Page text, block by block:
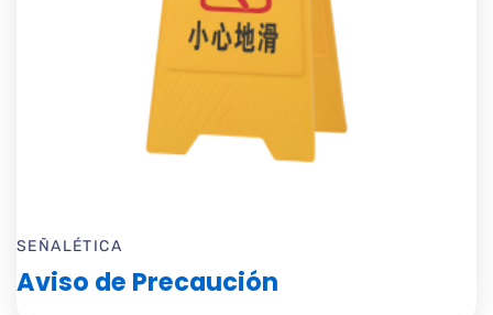
SEÑALÉTICA
Aviso de Precaución